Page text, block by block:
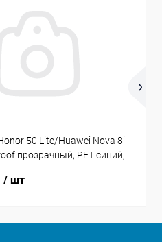
50 Lite/Huawei Nova 8i
прозрачный, PET синий,
/ шт